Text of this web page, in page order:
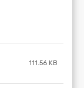
111.56 KB